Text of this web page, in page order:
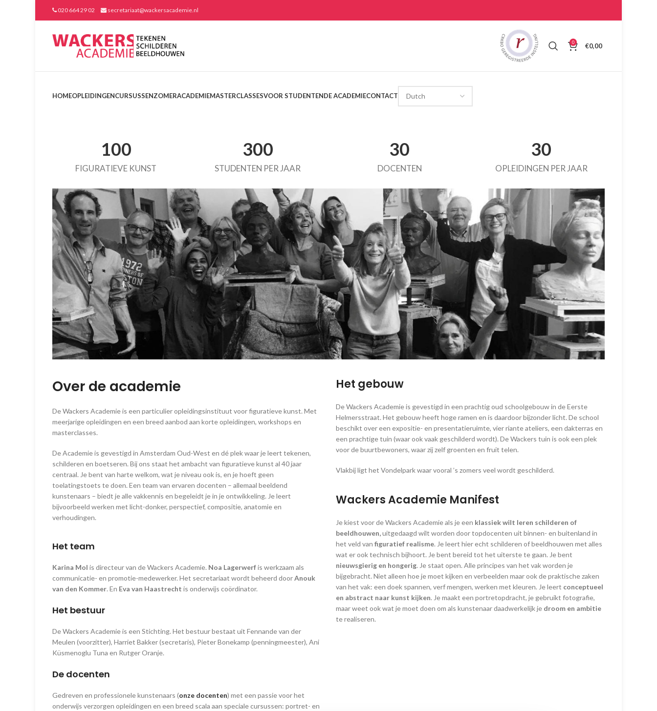
020 664 29 02 secretariaat@wackersacademie.nl
0 €0,00
HOMEOPLEIDINGENCURSUSSENZOMERACADEMIEMASTERCLASSESVOOR STUDENTENDE ACADEMIECONTACT
100
FIGURATIEVE KUNST
300
STUDENTEN PER JAAR
30
DOCENTEN
30
OPLEIDINGEN PER JAAR
Over de academie
De Wackers Academie is een particulier opleidingsinstituut voor figuratieve kunst. Met
meerjarige opleidingen en een breed aanbod aan korte opleidingen, workshops en
masterclasses.
De Academie is gevestigd in Amsterdam Oud-West en dé plek waar je leert tekenen,
schilderen en boetseren. Bij ons staat het ambacht van figuratieve kunst al 40 jaar
centraal. Je bent van harte welkom, wat je niveau ook is, en je hoeft geen
toelatingstoets te doen. Een team van ervaren docenten – allemaal beeldend
kunstenaars – biedt je alle vakkennis en begeleidt je in je ontwikkeling. Je leert
bijvoorbeeld werken met licht-donker, perspectief, compositie, anatomie en
verhoudingen.
Het team
Karina Mol is directeur van de Wackers Academie. Noa Lagerwerfis werkzaam als
communicatie- en promotie-medewerker. Het secretariaat wordt beheerd doorAnouk
van den Kommer. En Eva van Haastrecht is onderwijs coördinator.
Het bestuur
De Wackers Academie is een Stichting. Het bestuur bestaat uit Fennande van der
Meulen (voorzitter), Harriet Bakker (secretaris), Pieter Bonekamp (penningmeester), Ani
Küsmenoglu Tuna en Rutger Oranje.
De docenten
Gedreven en professionele kunstenaars (onze docenten) met een passie voor het
onderwijs verzorgen opleidingen en een breed scala aan speciale cursussen: portret- en
Het gebouw
De Wackers Academie is gevestigd in een prachtig oud schoolgebouw in de Eerste
Helmersstraat. Het gebouw heeft hoge ramen en is daardoor bijzonder licht. De school
beschikt over een expositie- en presentatieruimte, vier riante ateliers, een dakterras en
een prachtige tuin (waar ook vaak geschilderd wordt). De Wackers tuin is ook een plek
voor de buurtbewoners, waar zij zelf groenten en fruit telen.
Vlakbij ligt het Vondelpark waar vooral ’s zomers veel wordt geschilderd.
Wackers Academie Manifest
Je kiest voor de Wackers Academie als je een klassiek wilt leren schilderen of
beeldhouwen,uitgedaagd wilt worden door topdocenten uit binnen- en buitenland in
het veld van figuratief realisme. Je leert hier echt schilderen of beeldhouwen met alles
wat er ook technisch bijhoort. Je bent bereid tot het uiterste te gaan. Je bent
nieuwsgierig en hongerig. Je staat open. Alle principes van het vak worden je
bijgebracht. Niet alleen hoe je moet kijken en verbeelden maar ook de praktische zaken
van het vak: een doek spannen, verf mengen, werken met kleuren. Je leert conceptueel
en abstract naar kunst kijken. Je maakt een portretopdracht, je gebruikt fotografie,
maar weet ook wat je moet doen om als kunstenaar daadwerkelijk je droom en ambitie
te realiseren.